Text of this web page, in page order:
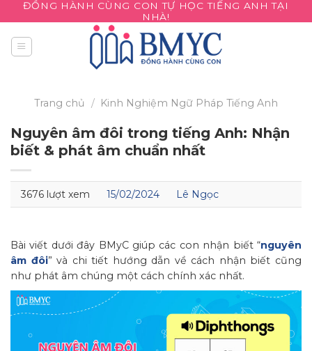
to
content
ĐỒNG HÀNH CÙNG CON TỰ HỌC TIẾNG ANH TẠI
NHÀ!
Trang chủ / Kinh Nghiệm Ngữ Pháp Tiếng Anh
Nguyên âm đôi trong tiếng Anh: Nhận
biết & phát âm chuẩn nhất
3676 lượt xem 15/02/2024 Lê Ngọc
Bài viết dưới đây BMyC giúp các con nhận biết “nguyên
âm đôi” và chi tiết hướng dẫn về cách nhận biết cũng
như phát âm chúng một cách chính xác nhất.